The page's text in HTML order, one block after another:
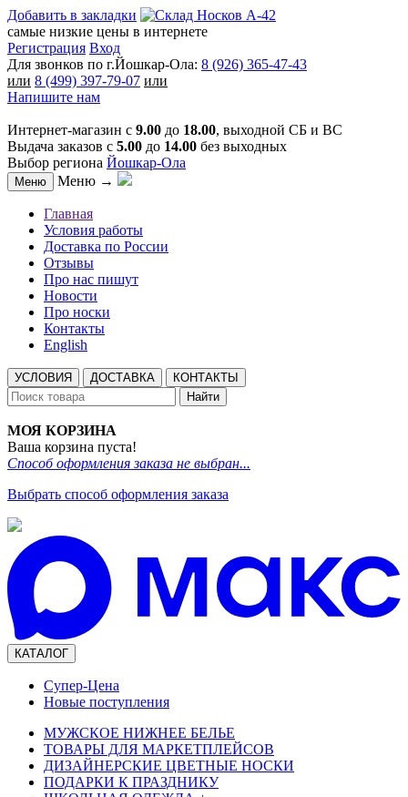
Добавить в закладки
самые низкие цены в интернете
Регистрация Вход
Для звонков по г.Йошкар-Ола: 8 (926) 365-47-43
или 8 (499) 397-79-07 или
Напишите нам
Интернет-магазин с 9.00 до 18.00, выходной СБ и ВС
Выдача заказов с 5.00 до 14.00 без выходных
Выбор региона Йошкар-Ола
Меню Меню →
Главная
Условия работы
Доставка по России
Отзывы
Про нас пишут
Новости
Про носки
Контакты
English
УСЛОВИЯ ДОСТАВКА
КОНТАКТЫ
Найти
МОЯ КОРЗИНА
Ваша корзина пуста!
Способ оформления заказа не выбран...
Выбрать способ оформления заказа
КАТАЛОГ
Супер-Цена
Новые поступления
МУЖСКОЕ НИЖНЕЕ БЕЛЬЕ
ТОВАРЫ ДЛЯ МАРКЕТПЛЕЙСОВ
ДИЗАЙНЕРСКИЕ ЦВЕТНЫЕ НОСКИ
ПОДАРКИ К ПРАЗДНИКУ